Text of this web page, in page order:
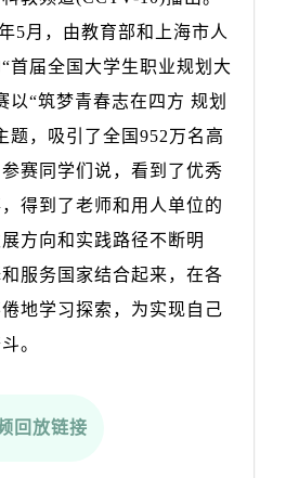
5月，由教育部和上海市人
首届全国大学生职业规划大
以“筑梦青春志在四方 规划
题，吸引了全国952万名高
赛同学们说，看到了优秀
得到了老师和用人单位的
方向和实践路径不断明
服务国家结合起来，在各
地学习探索，为实现自己
。
回放链接